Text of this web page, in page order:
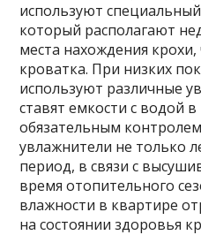
используют
который располагают
места нахождения
кроватка. При низких
используют различные
ставят емкости с водой
обязательным
увлажнители не только
период, в связи с
время отопительного
влажности в квартире
на состоянии здоровья